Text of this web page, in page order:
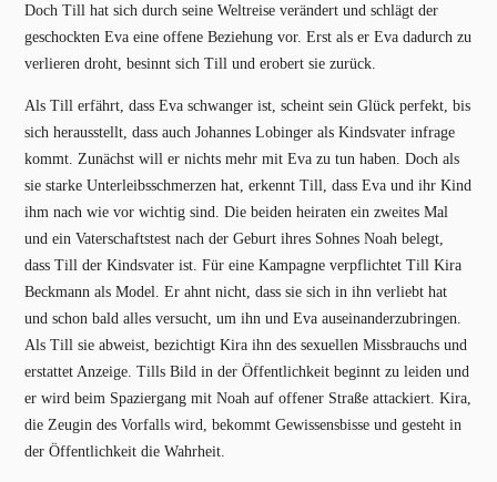
Doch Till hat sich durch seine Weltreise verändert und schlägt der
geschockten Eva eine offene Beziehung vor. Erst als er Eva dadurch zu
verlieren droht, besinnt sich Till und erobert sie zurück.
Als Till erfährt, dass Eva schwanger ist, scheint sein Glück perfekt, bis
sich herausstellt, dass auch Johannes Lobinger als Kindsvater infrage
kommt. Zunächst will er nichts mehr mit Eva zu tun haben. Doch als
sie starke Unterleibsschmerzen hat, erkennt Till, dass Eva und ihr Kind
ihm nach wie vor wichtig sind. Die beiden heiraten ein zweites Mal
und ein Vaterschaftstest nach der Geburt ihres Sohnes Noah belegt,
dass Till der Kindsvater ist. Für eine Kampagne verpflichtet Till Kira
Beckmann als Model. Er ahnt nicht, dass sie sich in ihn verliebt hat
und schon bald alles versucht, um ihn und Eva auseinanderzubringen.
Als Till sie abweist, bezichtigt Kira ihn des sexuellen Missbrauchs und
erstattet Anzeige. Tills Bild in der Öffentlichkeit beginnt zu leiden und
er wird beim Spaziergang mit Noah auf offener Straße attackiert. Kira,
die Zeugin des Vorfalls wird, bekommt Gewissensbisse und gesteht in
der Öffentlichkeit die Wahrheit.